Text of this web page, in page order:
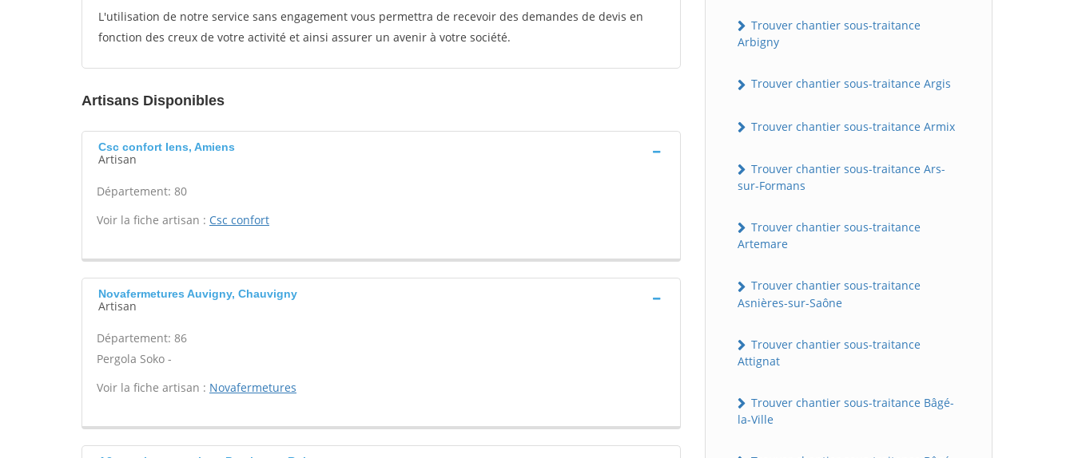
L'utilisation de notre service sans engagement vous permettra de recevoir des demandes de devis en
fonction des creux de votre activité et ainsi assurer un avenir à votre société.
Artisans Disponibles
Csc confort Iens, Amiens
Artisan
Département: 80
Voir la fiche artisan : Csc confort
Novafermetures Auvigny, Chauvigny
Artisan
Département: 86
Pergola Soko -
Voir la fiche artisan : Novafermetures
Trouver chantier sous-traitance
Arbigny
Trouver chantier sous-traitance Argis
Trouver chantier sous-traitance Armix
Trouver chantier sous-traitance Ars-
sur-Formans
Trouver chantier sous-traitance
Artemare
Trouver chantier sous-traitance
Asnières-sur-Saône
Trouver chantier sous-traitance
Attignat
Trouver chantier sous-traitance Bâgé-
la-Ville